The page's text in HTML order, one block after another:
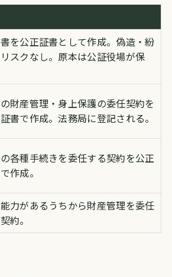
を公正証書として作成。偽造・紛
スクなし。原本は公証役場が保
財産管理・身上保護の委任契約を
書で作成。法務局に登記される。
各種手続きを委任する契約を公正
作成。
力があるうちから財産管理を委任
約。